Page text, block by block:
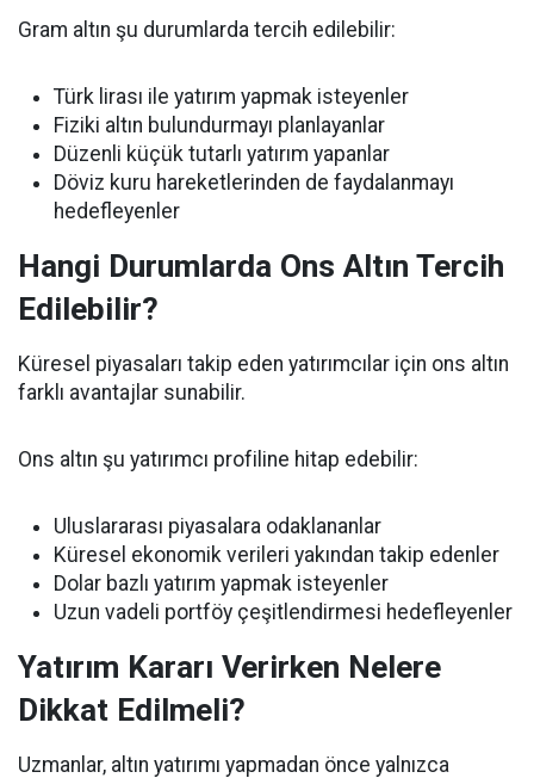
Gram altın şu durumlarda tercih edilebilir:
Türk lirası ile yatırım yapmak isteyenler
Fiziki altın bulundurmayı planlayanlar
Düzenli küçük tutarlı yatırım yapanlar
Döviz kuru hareketlerinden de faydalanmayı
hedefleyenler
Hangi Durumlarda Ons Altın Tercih
Edilebilir?
Küresel piyasaları takip eden yatırımcılar için ons altın
farklı avantajlar sunabilir.
Ons altın şu yatırımcı profiline hitap edebilir:
Uluslararası piyasalara odaklananlar
Küresel ekonomik verileri yakından takip edenler
Dolar bazlı yatırım yapmak isteyenler
Uzun vadeli portföy çeşitlendirmesi hedefleyenler
Yatırım Kararı Verirken Nelere
Dikkat Edilmeli?
Uzmanlar, altın yatırımı yapmadan önce yalnızca